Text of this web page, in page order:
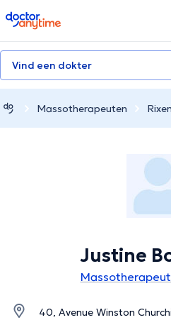
doctoranytime
Vind een dokter
Massotherapeuten
Justine
40, Avenue Winston